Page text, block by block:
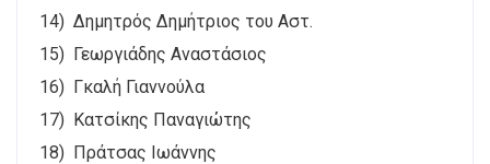
14) Δημητρός Δημήτριος του Αστ.
15) Γεωργιάδης Αναστάσιος
16) Γκαλή Γιαννούλα
17) Κατσίκης Παναγιώτης
18) Πράτσας Ιωάννης